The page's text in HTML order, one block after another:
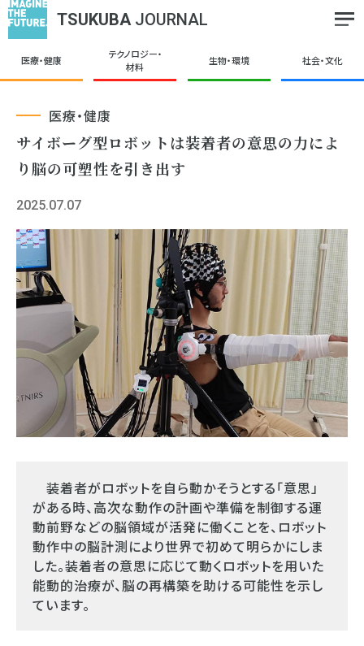
TSUKUBA JOURNAL
医療・健康
テクノロジー・
材料
生物・環境 社会・文化
医療・健康
サイボーグ型ロボットは装着者の意思の力によ
り脳の可塑性を引き出す
2025.07.07
装着者がロボットを自ら動かそうとする「意思」
がある時、高次な動作の計画や準備を制御する運
動前野などの脳領域が活発に働くことを、ロボット
動作中の脳計測により世界で初めて明らかにしま
した。装着者の意思に応じて動くロボットを用いた
能動的治療が、脳の再構築を助ける可能性を示し
ています。